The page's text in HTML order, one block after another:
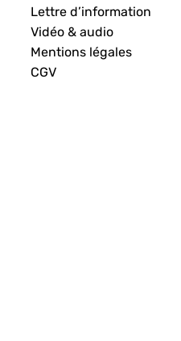
Lettre d’information
Vidéo & audio
Mentions légales
CGV